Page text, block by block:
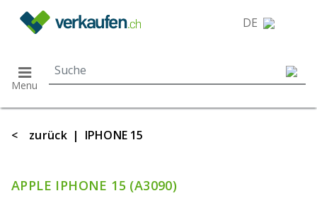
DE
Menu
< zurück | IPHONE 15
APPLE IPHONE 15 (A3090)